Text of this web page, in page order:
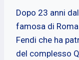
Dopo 23 anni
famosa di
Fendi che ha
del complesso